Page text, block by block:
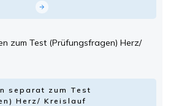
zum Test (Prüfungsfragen) Herz/
separat zum Test
Herz/ Kreislauf